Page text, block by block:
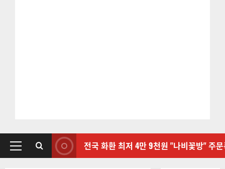
기
전국 화환 최저 4만 9천원 "나비꽃방" 주